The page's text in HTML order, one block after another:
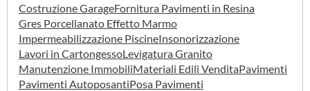
Costruzione GarageFornitura Pavimenti in Resina
Gres Porcellanato Effetto Marmo
Impermeabilizzazione PiscineInsonorizzazione
Lavori in CartongessoLevigatura Granito
Manutenzione ImmobiliMateriali Edili VenditaPavimenti
Pavimenti AutoposantiPosa Pavimenti